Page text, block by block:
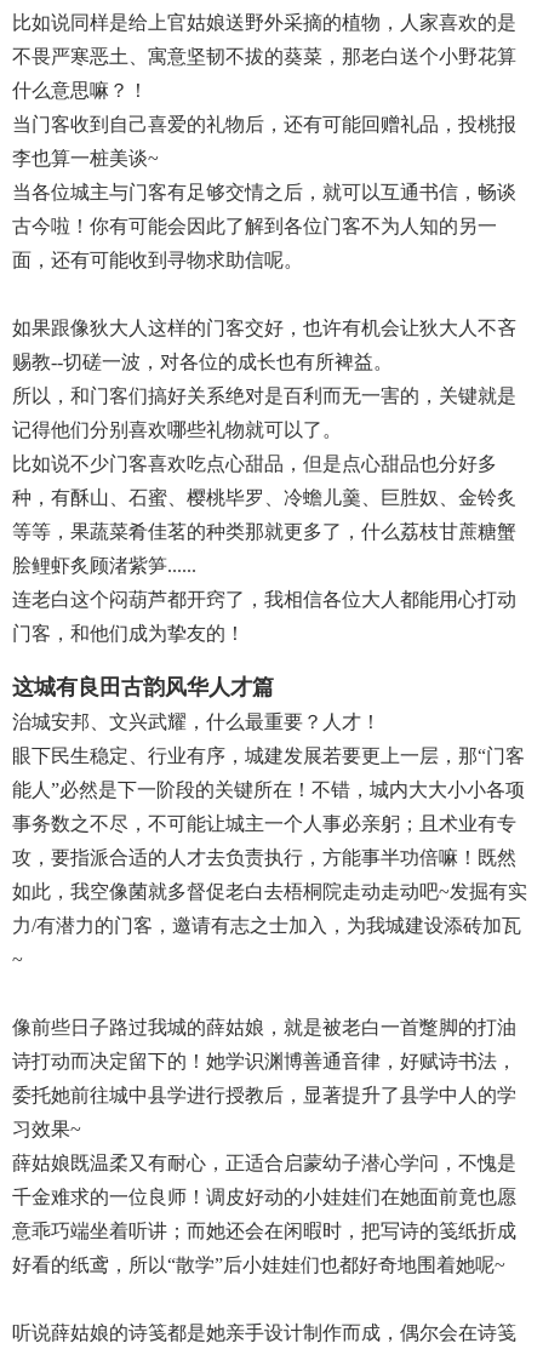
比如说同样是给上官姑娘送野外采摘的植物，人家喜欢的是
不畏严寒恶土、寓意坚韧不拔的葵菜，那老白送个小野花算
什么意思嘛？！
当门客收到自己喜爱的礼物后，还有可能回赠礼品，投桃报
李也算一桩美谈~
当各位城主与门客有足够交情之后，就可以互通书信，畅谈
古今啦！你有可能会因此了解到各位门客不为人知的另一
面，还有可能收到寻物求助信呢。
如果跟像狄大人这样的门客交好，也许有机会让狄大人不吝
赐教--切磋一波，对各位的成长也有所裨益。
所以，和门客们搞好关系绝对是百利而无一害的，关键就是
记得他们分别喜欢哪些礼物就可以了。
比如说不少门客喜欢吃点心甜品，但是点心甜品也分好多
种，有酥山、石蜜、樱桃毕罗、冷蟾儿羹、巨胜奴、金铃炙
等等，果蔬菜肴佳茗的种类那就更多了，什么荔枝甘蔗糖蟹
脍鲤虾炙顾渚紫笋......
连老白这个闷葫芦都开窍了，我相信各位大人都能用心打动
门客，和他们成为挚友的！
这城有良田古韵风华人才篇
治城安邦、文兴武耀，什么最重要？人才！
眼下民生稳定、行业有序，城建发展若要更上一层，那“门客
能人”必然是下一阶段的关键所在！不错，城内大大小小各项
事务数之不尽，不可能让城主一个人事必亲躬；且术业有专
攻，要指派合适的人才去负责执行，方能事半功倍嘛！既然
如此，我空像菌就多督促老白去梧桐院走动走动吧~发掘有实
力/有潜力的门客，邀请有志之士加入，为我城建设添砖加瓦
~
像前些日子路过我城的薛姑娘，就是被老白一首蹩脚的打油
诗打动而决定留下的！她学识渊博善通音律，好赋诗书法，
委托她前往城中县学进行授教后，显著提升了县学中人的学
习效果~
薛姑娘既温柔又有耐心，正适合启蒙幼子潜心学问，不愧是
千金难求的一位良师！调皮好动的小娃娃们在她面前竟也愿
意乖巧端坐着听讲；而她还会在闲暇时，把写诗的笺纸折成
好看的纸鸢，所以“散学”后小娃娃们也都好奇地围着她呢~
听说薛姑娘的诗笺都是她亲手设计制作而成，偶尔会在诗笺